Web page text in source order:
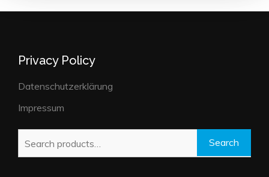
Privacy Policy
Datenschutzerklärung
Impressum
Search